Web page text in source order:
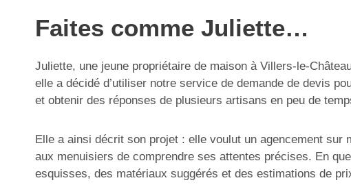
Faites comme Juliette…
Juliette, une jeune propriétaire de maison à Villers-le-
elle a décidé d’utiliser notre service de demande de devis
et obtenir des réponses de plusieurs artisans en peu de
Elle a ainsi décrit son projet : elle voulut un agencement
aux menuisiers de comprendre ses attentes précises. En
esquisses, des matériaux suggérés et des estimations de